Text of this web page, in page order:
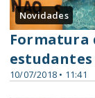
Novidades
10/07/2018 • 11:41
Formatura
estudantes